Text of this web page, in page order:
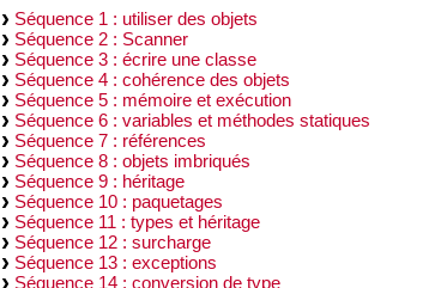
Séquence 1 : utiliser des objets
Séquence 2 : Scanner
Séquence 3 : écrire une classe
Séquence 4 : cohérence des objets
Séquence 5 : mémoire et exécution
Séquence 6 : variables et méthodes statiques
Séquence 7 : références
Séquence 8 : objets imbriqués
Séquence 9 : héritage
Séquence 10 : paquetages
Séquence 11 : types et héritage
Séquence 12 : surcharge
Séquence 13 : exceptions
Séquence 14 : conversion de type